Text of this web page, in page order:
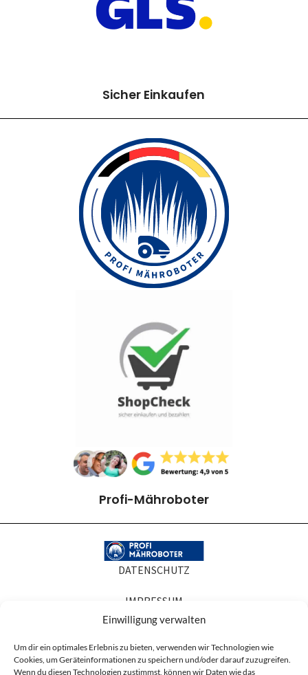
Einwilligung verwalten
Um dir ein optimales Erlebnis zu bieten, verwenden wir Technologien wie
Cookies, um Geräteinformationen zu speichern und/oder darauf zuzugreifen.
Wenn du diesen Technologien zustimmst, können wir Daten wie das
Sicher Einkaufen
Profi-Mähroboter
DATENSCHUTZ
IMPRESSUM
AGB